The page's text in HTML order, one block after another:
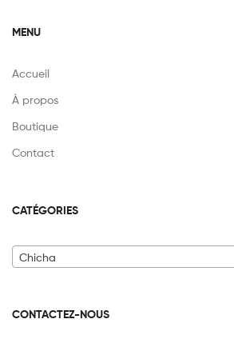
MENU
Accueil
À propos
Boutique
Contact
CATÉGORIES
Chicha
CONTACTEZ-NOUS